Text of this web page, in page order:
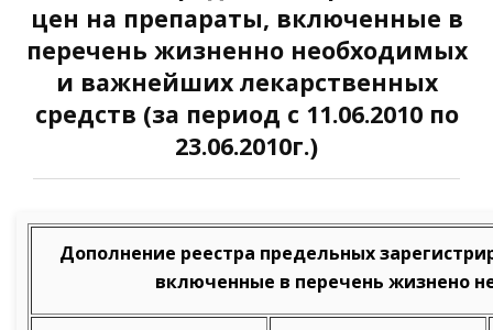
цен на препараты, включенные в
перечень жизненно необходимых
и важнейших лекарственных
средств (за период с 11.06.2010 по
23.06.2010г.)
Дополнение реестра предельных
включенные в перечень жизнено